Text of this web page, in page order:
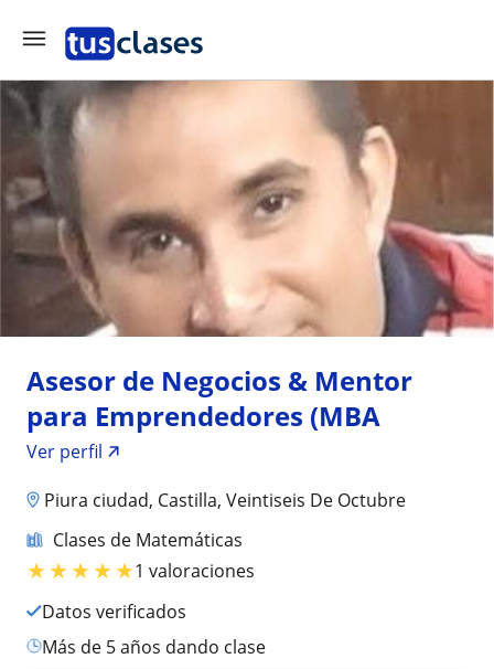
Asesor de Negocios & Mentor
para Emprendedores (MBA
Ver perfil
Piura ciudad, Castilla, Veintiseis De Octubre
Clases de Matemáticas
★★★★★1 valoraciones
Datos verificados
más de 5 años dando clase